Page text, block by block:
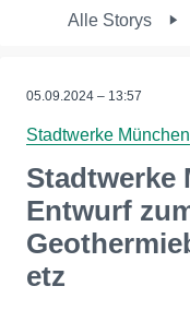
Alle Storys
05.09.2024 – 13:57
Stadtwerke München
Stadtwerke
Entwurf
etz